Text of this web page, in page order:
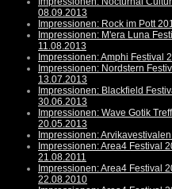
08.09.2013
Impressionen: Rock im Pott
Impressionen: M'era Luna
11.08.2013
Impressionen: Amphi Festival
Impressionen: Nordstern
13.07.2013
Impressionen: Blackfield
30.06.2013
Impressionen: Wave Gotik
20.05.2013
Impressionen:
Impressionen: Area4 Festival
21.08.2011
Impressionen: Area4 Festival
22.08.2010